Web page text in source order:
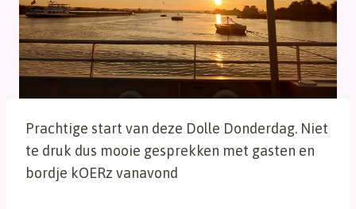
Prachtige start van deze Dolle Donderdag. Niet
te druk dus mooie gesprekken met gasten en
bordje kOERz vanavond